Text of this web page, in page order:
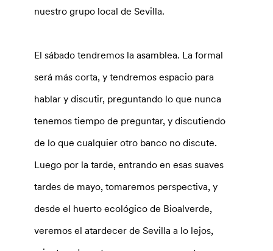
nuestro grupo local de Sevilla.
El sábado tendremos la asamblea. La formal
será más corta, y tendremos espacio para
hablar y discutir, preguntando lo que nunca
tenemos tiempo de preguntar, y discutiendo
de lo que cualquier otro banco no discute.
Luego por la tarde, entrando en esas suaves
tardes de mayo, tomaremos perspectiva, y
desde el huerto ecológico de Bioalverde,
veremos el atardecer de Sevilla a lo lejos,